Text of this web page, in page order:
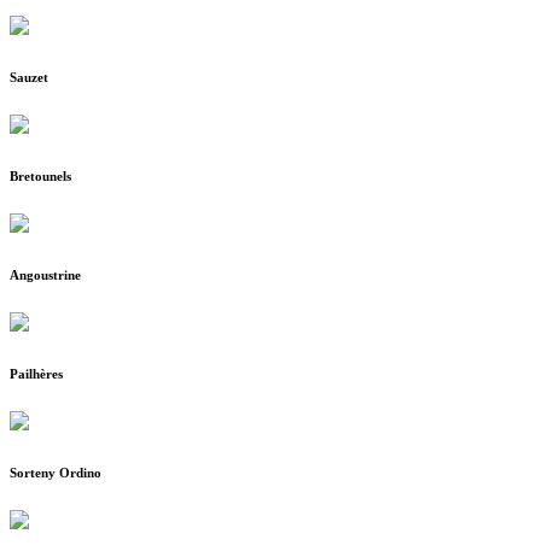
Sauzet
Bretounels
Angoustrine
Pailhères
Sorteny Ordino